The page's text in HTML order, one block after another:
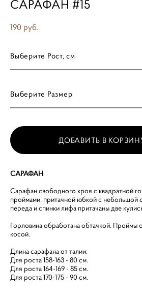
САРАФАН #15
190 pуб.
Выберите Рост, см
Выберите Размер
ДОБАВИТЬ В
САРАФАН
Сарафан свободного кроя с квадратной
проймами, притачной юбкой с небольшой
переда и спинки лифа притачаны две
Горловина обработана обтачкой. Проймы
косой.
Длина сарафана от талии:
Для роста158-163 - 80 см.
Для роста164-169 - 85см.
Для роста170-175 - 90см.